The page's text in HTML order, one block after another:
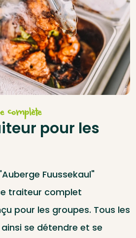
complète
pour les
Fuussekaul"
traiteur complet
pour les groupes. Tous les
se détendre et se